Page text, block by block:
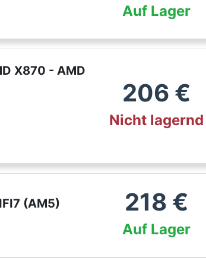
Auf Lager
X870 - AMD
206 €
Nicht lagernd
(AM5)
218 €
Auf Lager